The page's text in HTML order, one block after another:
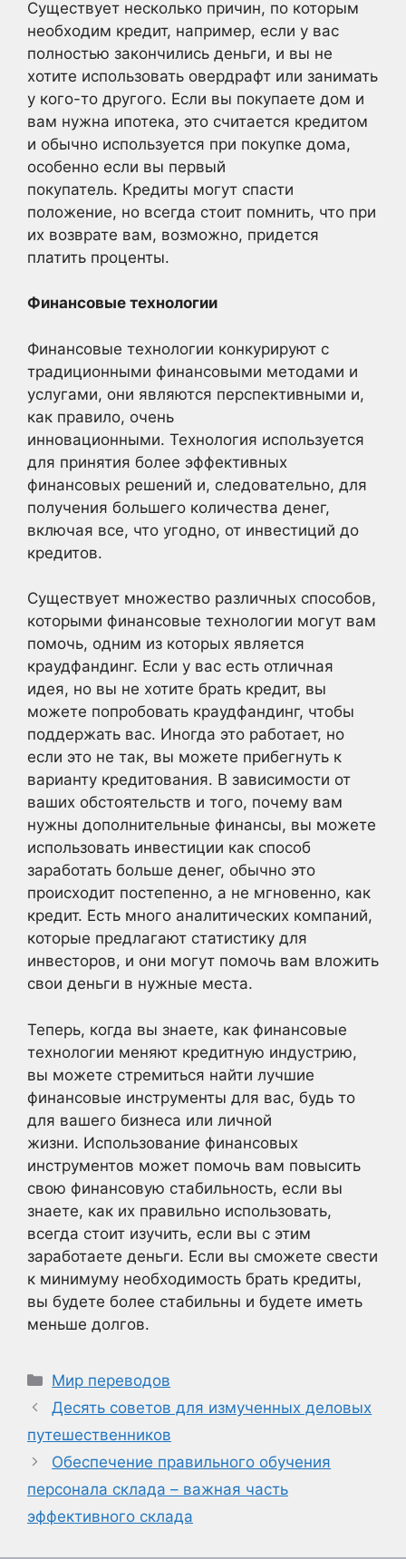
Существует несколько причин, по которым
необходим кредит, например, если у вас
полностью закончились деньги, и вы не
хотите использовать овердрафт или занимать
у кого-то другого. Если вы покупаете дом и
вам нужна ипотека, это считается кредитом
и обычно используется при покупке дома,
особенно если вы первый
покупатель. Кредиты могут спасти
положение, но всегда стоит помнить, что при
их возврате вам, возможно, придется
платить проценты.
Финансовые технологии
Финансовые технологии конкурируют с
традиционными финансовыми методами и
услугами, они являются перспективными и,
как правило, очень
инновационными. Технология используется
для принятия более эффективных
финансовых решений и, следовательно, для
получения большего количества денег,
включая все, что угодно, от инвестиций до
кредитов.
Существует множество различных способов,
которыми финансовые технологии могут вам
помочь, одним из которых является
краудфандинг. Если у вас есть отличная
идея, но вы не хотите брать кредит, вы
можете попробовать краудфандинг, чтобы
поддержать вас. Иногда это работает, но
если это не так, вы можете прибегнуть к
варианту кредитования. В зависимости от
ваших обстоятельств и того, почему вам
нужны дополнительные финансы, вы можете
использовать инвестиции как способ
заработать больше денег, обычно это
происходит постепенно, а не мгновенно, как
кредит. Есть много аналитических компаний,
которые предлагают статистику для
инвесторов, и они могут помочь вам вложить
свои деньги в нужные места.
Теперь, когда вы знаете, как финансовые
технологии меняют кредитную индустрию,
вы можете стремиться найти лучшие
финансовые инструменты для вас, будь то
для вашего бизнеса или личной
жизни. Использование финансовых
инструментов может помочь вам повысить
свою финансовую стабильность, если вы
знаете, как их правильно использовать,
всегда стоит изучить, если вы с этим
заработаете деньги. Если вы сможете свести
к минимуму необходимость брать кредиты,
вы будете более стабильны и будете иметь
меньше долгов.
Рубрики
Мир переводов
Десять советов для измученных деловых
путешественников
Обеспечение правильного обучения
персонала склада – важная часть
эффективного склада